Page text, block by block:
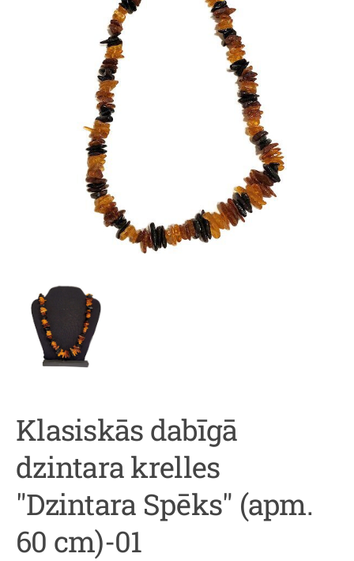
Klasiskās dabīgā
dzintara krelles
"Dzintara Spēks" (apm.
60 cm)-01